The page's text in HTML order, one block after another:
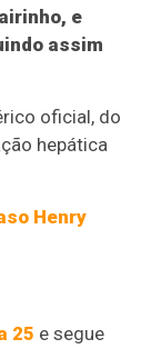
e
assim
oficial, do
hepática
Henry
25 e segue